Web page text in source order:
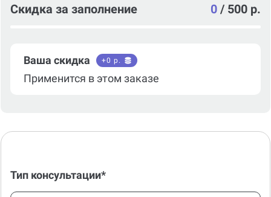
Скидка за заполнение 0 / 500 р.
Ваша скидка +0 р.
Применится в этом заказе
Тип консультации*